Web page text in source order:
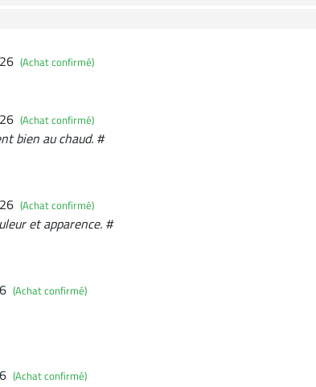
(Achat confirmé)
(Achat confirmé)
bien au chaud. #
(Achat confirmé)
et apparence. #
(Achat confirmé)
(Achat confirmé)